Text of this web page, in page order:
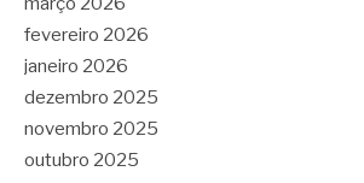
fevereiro 2026
janeiro 2026
dezembro 2025
novembro 2025
outubro 2025